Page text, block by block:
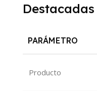
Destacadas
PARÁMETRO
Producto